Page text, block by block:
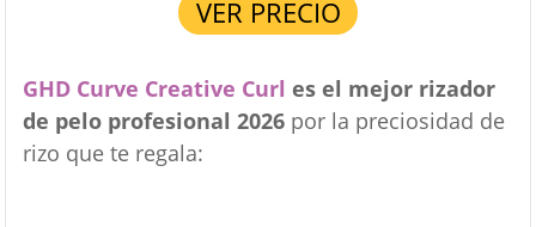
VER PRECIO
GHD Curve Creative Curl es el mejor rizador
de pelo profesional 2026 por la preciosidad de
rizo que te regala: